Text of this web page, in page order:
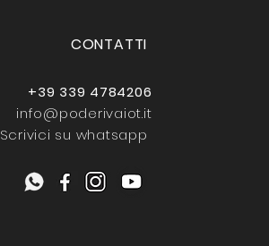
CONTATTI
+39 339 4784206
info@poderivaiot.it
Scrivici su whatsapp